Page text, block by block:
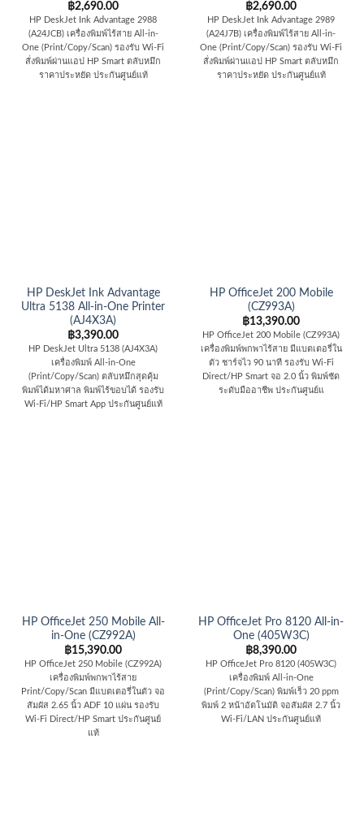
฿2,690.00
HP DeskJet Ink Advantage 2988
(A24JCB) เครื่องพิมพ์ไร้สาย All-in-
One (Print/Copy/Scan) รองรับ Wi-Fi
สั่งพิมพ์ผ่านแอป HP Smart ตลับหมึก
ราคาประหยัด ประกันศูนย์แท้
฿2,690.00
HP DeskJet Ink Advantage 2989
(A24J7B) เครื่องพิมพ์ไร้สาย All-in-
One (Print/Copy/Scan) รองรับ Wi-Fi
สั่งพิมพ์ผ่านแอป HP Smart ตลับหมึก
ราคาประหยัด ประกันศูนย์แท้
HP DeskJet Ink Advantage
Ultra 5138 All-in-One Printer
(AJ4X3A)
฿3,390.00
HP DeskJet Ultra 5138 (AJ4X3A)
เครื่องพิมพ์ All-in-One
(Print/Copy/Scan) ตลับหมึกสุดคุ้ม
พิมพ์ได้มหาศาล พิมพ์ไร้ขอบได้ รองรับ
Wi-Fi/HP Smart App ประกันศูนย์แท้
HP OfficeJet 200 Mobile
(CZ993A)
฿13,390.00
HP OfficeJet 200 Mobile (CZ993A)
เครื่องพิมพ์พกพาไร้สาย มีแบตเตอรี่ใน
ตัว ชาร์จไว 90 นาที รองรับ Wi-Fi
Direct/HP Smart จอ 2.0 นิ้ว พิมพ์ชัด
ระดับมืออาชีพ ประกันศูนย์แ
HP OfficeJet 250 Mobile All-
in-One (CZ992A)
฿15,390.00
HP OfficeJet 250 Mobile (CZ992A)
เครื่องพิมพ์พกพาไร้สาย
Print/Copy/Scan มีแบตเตอรี่ในตัว จอ
สัมผัส 2.65 นิ้ว ADF 10 แผ่น รองรับ
Wi-Fi Direct/HP Smart ประกันศูนย์
แท้
HP OfficeJet Pro 8120 All-in-
One (405W3C)
฿8,390.00
HP OfficeJet Pro 8120 (405W3C)
เครื่องพิมพ์ All-in-One
(Print/Copy/Scan) พิมพ์เร็ว 20 ppm
พิมพ์ 2 หน้าอัตโนมัติ จอสัมผัส 2.7 นิ้ว
Wi-Fi/LAN ประกันศูนย์แท้